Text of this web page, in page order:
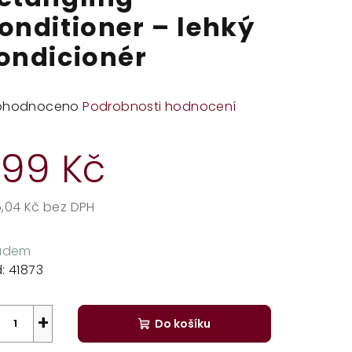
– lehký
Podrobnosti hodnocení
Kč
Kč bez DPH
41873
+ Do košíku